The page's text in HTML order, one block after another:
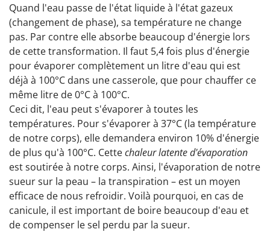
Quand l'eau passe de l'état liquide à l'état gazeux
(changement de phase), sa température ne change
pas. Par contre elle absorbe beaucoup d'énergie lors
de cette transformation. Il faut 5,4 fois plus d'énergie
pour évaporer complètement un litre d'eau qui est
déjà à 100°C dans une casserole, que pour chauffer ce
même litre de 0°C à 100°C.
Ceci dit, l'eau peut s'évaporer à toutes les
températures. Pour s'évaporer à 37°C (la température
de notre corps), elle demandera environ 10% d'énergie
de plus qu'à 100°C. Cettechaleur latente d'évaporation
est soutirée à notre corps. Ainsi, l'évaporation de notre
sueur sur la peau – la transpiration – est un moyen
efficace de nous refroidir. Voilà pourquoi, en cas de
canicule, il est important de boire beaucoup d'eau et
de compenser le sel perdu par la sueur.